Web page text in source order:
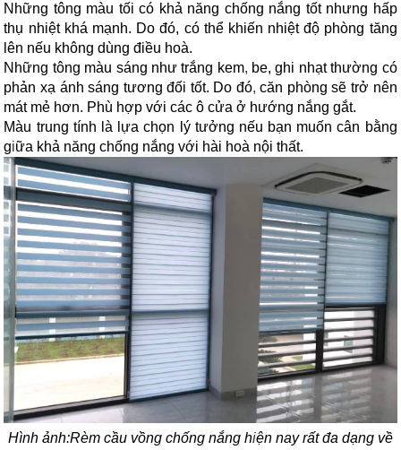
Những tông màu tối có khả năng chống nắng tốt nhưng hấp
thụ nhiệt khá mạnh. Do đó, có thể khiến nhiệt độ phòng tăng
lên nếu không dùng điều hoà.
Những tông màu sáng như trắng kem, be, ghi nhạt thường có
phản xạ ánh sáng tương đối tốt. Do đó, căn phòng sẽ trở nên
mát mẻ hơn. Phù hợp với các ô cửa ở hướng nắng gắt.
Màu trung tính là lựa chọn lý tưởng nếu bạn muốn cân bằng
giữa khả năng chống nắng với hài hoà nội thất.
Hình ảnh:Rèm cầu vồng chống nắng hiện nay rất đa dạng về